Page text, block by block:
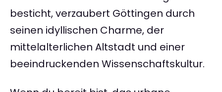
besticht, verzaubert Göttingen durch
seinen idyllischen Charme, der
mittelalterlichen Altstadt und einer
beeindruckenden Wissenschaftskultur.